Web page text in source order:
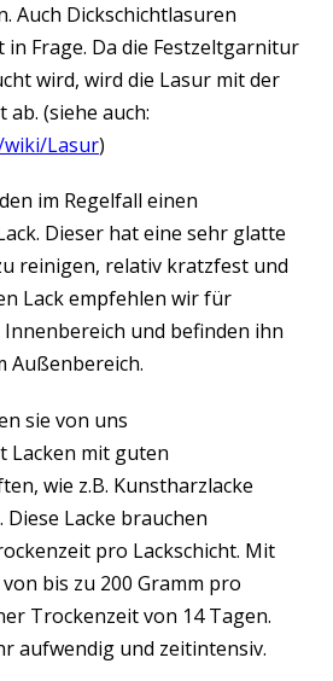
Auch Dickschichtlasuren
Frage. Da die Festzeltgarnitur
wird, wird die Lasur mit der
(siehe auch:
wiki/Lasur)
im Regelfall einen
Dieser hat eine sehr glatte
reinigen, relativ kratzfest und
Lack empfehlen wir für
und befinden ihn
Außenbereich.
sie von uns
Lacken mit guten
wie z.B. Kunstharzlacke
Diese Lacke brauchen
pro Lackschicht. Mit
bis zu 200 Gramm pro
Trockenzeit von 14 Tagen.
aufwendig und zeitintensiv.